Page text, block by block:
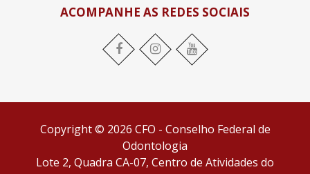
ACOMPANHE AS REDES SOCIAIS
Facebook Instagram YouTube
Copyright © 2026 CFO - Conselho Federal de
Odontologia
Lote 2, Quadra CA-07, Centro de Atividades do